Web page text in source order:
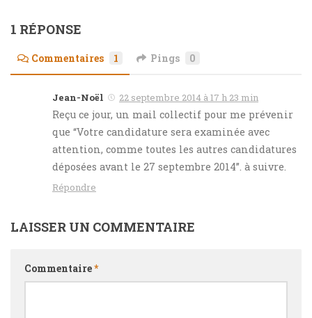
1 RÉPONSE
Commentaires 1 Pings 0
Jean-Noël 22 septembre 2014 à 17 h 23 min
Reçu ce jour, un mail collectif pour me prévenir
que “Votre candidature sera examinée avec
attention, comme toutes les autres candidatures
déposées avant le 27 septembre 2014”. à suivre.
Répondre
LAISSER UN COMMENTAIRE
Commentaire*